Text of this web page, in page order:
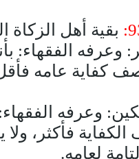
بقية أهل الزكاة
وعرفه الفقهاء:
كفاية عامه
وعرفه
فأكثر،
لعامه.